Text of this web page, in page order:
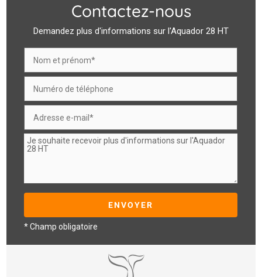
Contactez-nous
Demandez plus d'informations sur l'Aquador 28 HT
* Champ obligatoire